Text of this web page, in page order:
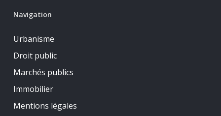
Navigation
Urbanisme
Droit public
Marchés publics
Immobilier
Mentions légales